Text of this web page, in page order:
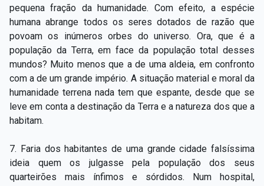
Capítulo XXIII — Estranha moral ▸
Capítulo XXIV — Não ponhais a candeia debaixo do
alqueire
Capítulo XXV — Buscai e achareis ▸
Capítulo XXVI — Dai gratuitamente o que
gratuitamente recebestes
▸
Capítulo XXVIII — Coletânea de preces espíritas
pequena fração da humanidade. Com efeito, a espécie
humana abrange todos os seres dotados de razão que
povoam os inúmeros orbes do universo. Ora, que é a
população da Terra, em face da população total desses
mundos? Muito menos que a de uma aldeia, em confronto
com a de um grande império. A situação material e moral da
humanidade terrena nada tem que espante, desde que se
leve em conta a destinação da Terra e a natureza dos que a
habitam.
7. Faria dos habitantes de uma grande cidade falsíssima
ideia quem os julgasse pela população dos seus
quarteirões mais ínfimos e sórdidos. Num hospital,